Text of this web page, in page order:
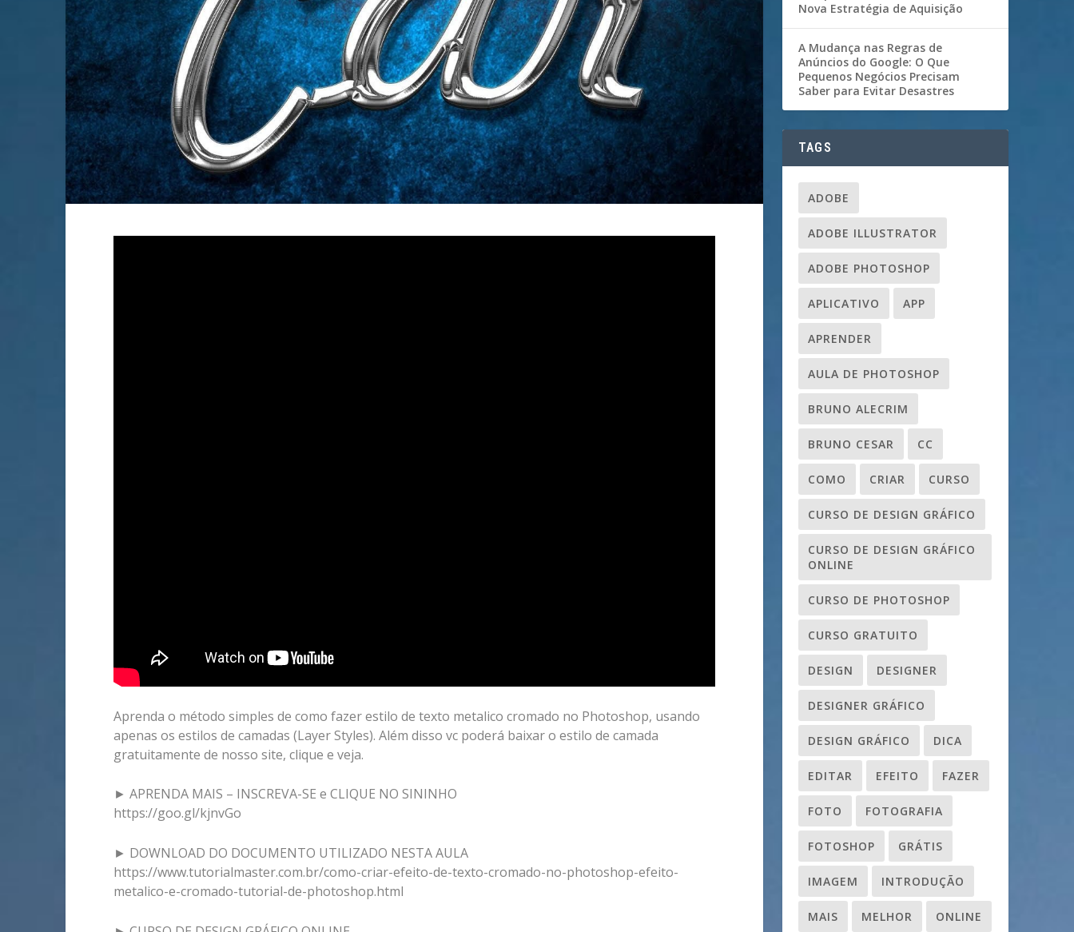
Aprenda o método simples de como fazer estilo de texto metalico cromado no Photoshop, usando
apenas os estilos de camadas (Layer Styles). Além disso vc poderá baixar o estilo de camada
gratuitamente de nosso site, clique e veja.
► APRENDA MAIS – INSCREVA-SE e CLIQUE NO SININHO
https://goo.gl/kjnvGo
► DOWNLOAD DO DOCUMENTO UTILIZADO NESTA AULA
https://www.tutorialmaster.com.br/como-criar-efeito-de-texto-cromado-no-photoshop-efeito-
metalico-e-cromado-tutorial-de-photoshop.html
Nova Estratégia de Aquisição
A Mudança nas Regras de
Anúncios do Google: O Que
Pequenos Negócios Precisam
Saber para Evitar Desastres
TAGS
ADOBE
ADOBE ILLUSTRATOR
ADOBE PHOTOSHOP
APLICATIVO APP
APRENDER
AULA DE PHOTOSHOP
BRUNO ALECRIM
BRUNO CESAR CC
COMO CRIAR CURSO
CURSO DE DESIGN GRÁFICO
CURSO DE DESIGN GRÁFICO
ONLINE
CURSO DE PHOTOSHOP
CURSO GRATUITO
DESIGN DESIGNER
DESIGNER GRÁFICO
DESIGN GRÁFICO DICA
EDITAR EFEITO FAZER
FOTO FOTOGRAFIA
FOTOSHOP GRÁTIS
IMAGEM INTRODUÇÃO
MAIS MELHOR ONLINE